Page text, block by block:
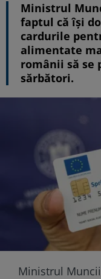
Ministrul
faptul că își
cardurile
alimentate
românii să se
sărbători.
Ministrul